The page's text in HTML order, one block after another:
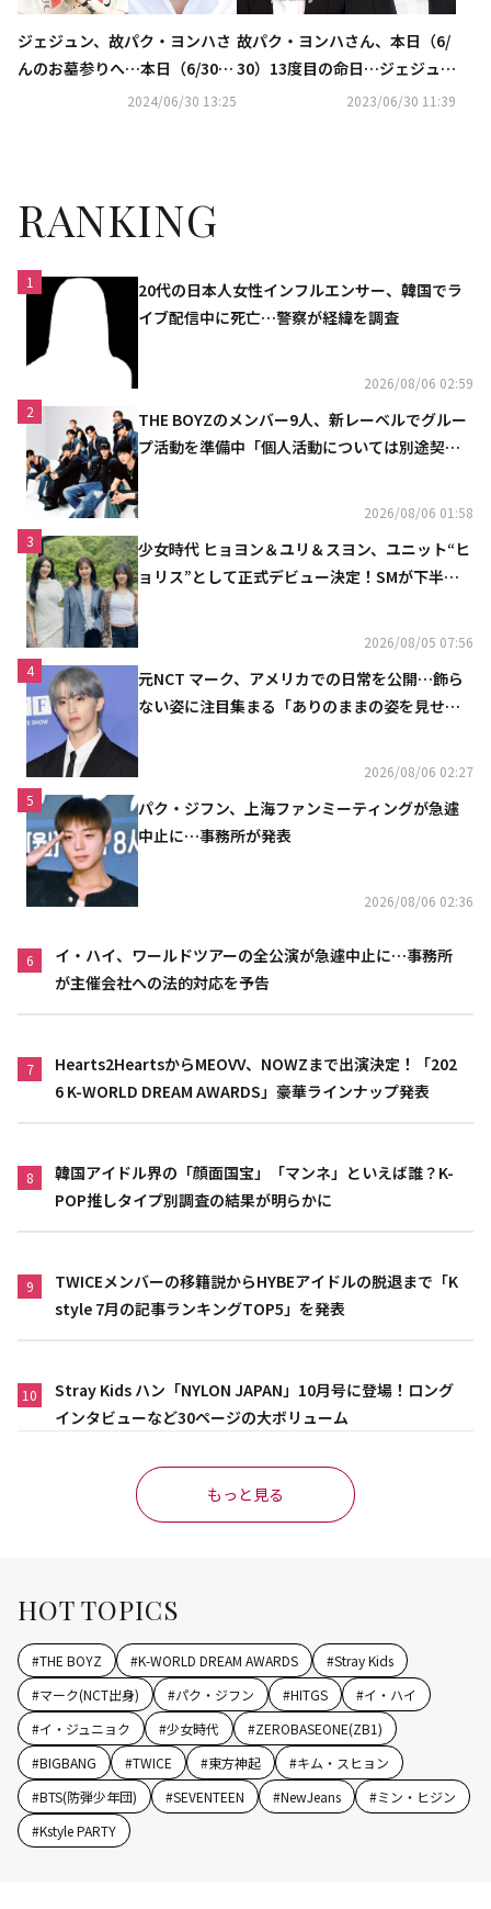
ジェジュン、故パク・ヨンハさ
んのお墓参りへ…本日（6/30）
14度目の命日「兄さんに慰めら
2024/06/30 13:25
故パク・ヨンハさん、本日（6/
30）13度目の命日…ジェジュン
がお墓参りへ「いつも近くにい
2023/06/30 11:39
RANKING
1
20代の日本人女性インフルエンサー、韓国でラ
イブ配信中に死亡…警察が経緯を調査
2026/08/06 02:59
2
THE BOYZのメンバー9人、新レーベルでグルー
プ活動を準備中「個人活動については別途契約
2026/08/06 01:58
3
少女時代 ヒョヨン＆ユリ＆スヨン、ユニット“ヒ
ョリス”として正式デビュー決定！SMが下半期
2026/08/05 07:56
4
元NCT マーク、アメリカでの日常を公開…飾ら
ない姿に注目集まる「ありのままの姿を見せた
2026/08/06 02:27
5
パク・ジフン、上海ファンミーティングが急遽
中止に…事務所が発表
2026/08/06 02:36
6
イ・ハイ、ワールドツアーの全公演が急遽中止に…事務所
が主催会社への法的対応を予告
7
Hearts2HeartsからMEOVV、NOWZまで出演決定！「202
6 K-WORLD DREAM AWARDS」豪華ラインナップ発表
8
韓国アイドル界の「顔面国宝」「マンネ」といえば誰？K-
POP推しタイプ別調査の結果が明らかに
9
TWICEメンバーの移籍説からHYBEアイドルの脱退まで「K
style 7月の記事ランキングTOP5」を発表
10
Stray Kids ハン「NYLON JAPAN」10月号に登場！ロング
インタビューなど30ページの大ボリューム
もっと見る
HOT TOPICS
#THE BOYZ #K-WORLD DREAM AWARDS #Stray Kids
#マーク(NCT出身) #パク・ジフン #HITGS #イ・ハイ
#イ・ジュニョク #少女時代 #ZEROBASEONE(ZB1)
#BIGBANG #TWICE #東方神起 #キム・スヒョン
#BTS(防弾少年団) #SEVENTEEN #NewJeans #ミン・ヒジン
#Kstyle PARTY